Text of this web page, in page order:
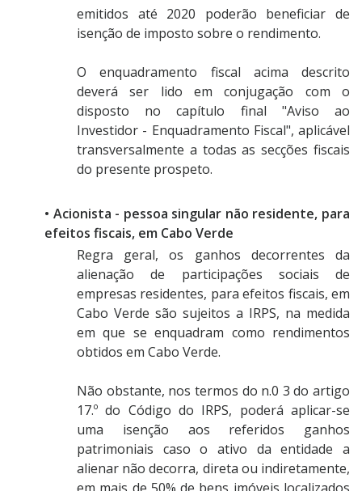
emitidos até 2020 poderão beneficiar de
isenção de imposto sobre o rendimento.
O enquadramento fiscal acima descrito
deverá ser lido em conjugação com o
disposto no capítulo final "Aviso ao
Investidor - Enquadramento Fiscal", aplicável
transversalmente a todas as secções fiscais
do presente prospeto.
• Acionista - pessoa singular não residente, para
efeitos fiscais, em Cabo Verde
Regra geral, os ganhos decorrentes da
alienação de participações sociais de
empresas residentes, para efeitos fiscais, em
Cabo Verde são sujeitos a IRPS, na medida
em que se enquadram como rendimentos
obtidos em Cabo Verde.
Não obstante, nos termos do n.0 3 do artigo
17.º do Código do IRPS, poderá aplicar-se
uma isenção aos referidos ganhos
patrimoniais caso o ativo da entidade a
alienar não decorra, direta ou indiretamente,